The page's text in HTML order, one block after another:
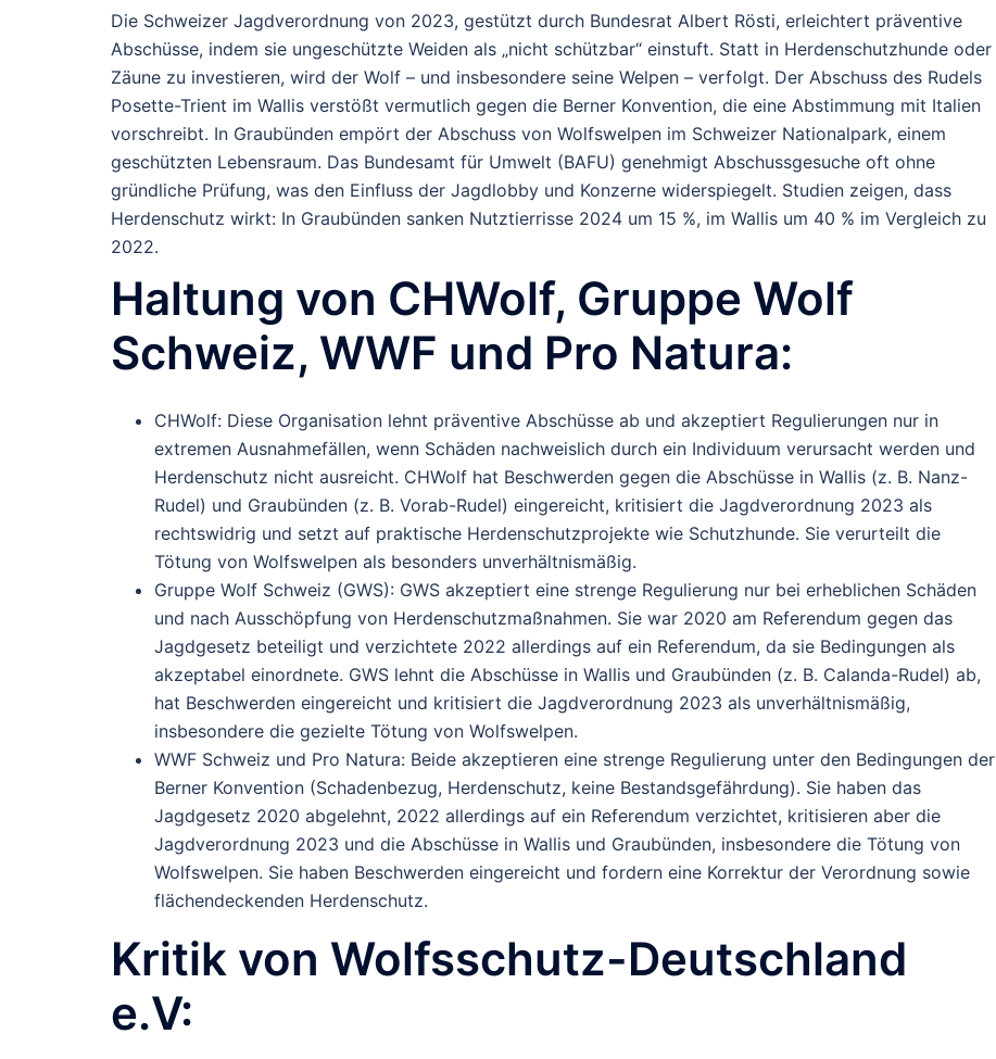
Die Schweizer Jagdverordnung von 2023, gestützt durch Bundesrat Albert Rösti, erleichtert präventive
Abschüsse, indem sie ungeschützte Weiden als „nicht schützbar“ einstuft. Statt in Herdenschutzhunde oder
Zäune zu investieren, wird der Wolf – und insbesondere seine Welpen – verfolgt. Der Abschuss des Rudels
Posette-Trient im Wallis verstößt vermutlich gegen die Berner Konvention, die eine Abstimmung mit Italien
vorschreibt. In Graubünden empört der Abschuss von Wolfswelpen im Schweizer Nationalpark, einem
geschützten Lebensraum. Das Bundesamt für Umwelt (BAFU) genehmigt Abschussgesuche oft ohne
gründliche Prüfung, was den Einfluss der Jagdlobby und Konzerne widerspiegelt. Studien zeigen, dass
Herdenschutz wirkt: In Graubünden sanken Nutztierrisse 2024 um 15 %, im Wallis um 40 % im Vergleich zu
2022.
Haltung von CHWolf, Gruppe Wolf
Schweiz, WWF und Pro Natura:
CHWolf: Diese Organisation lehnt präventive Abschüsse ab und akzeptiert Regulierungen nur in
extremen Ausnahmefällen, wenn Schäden nachweislich durch ein Individuum verursacht werden und
Herdenschutz nicht ausreicht. CHWolf hat Beschwerden gegen die Abschüsse in Wallis (z. B. Nanz-
Rudel) und Graubünden (z. B. Vorab-Rudel) eingereicht, kritisiert die Jagdverordnung 2023 als
rechtswidrig und setzt auf praktische Herdenschutzprojekte wie Schutzhunde. Sie verurteilt die
Tötung von Wolfswelpen als besonders unverhältnismäßig.
Gruppe Wolf Schweiz (GWS): GWS akzeptiert eine strenge Regulierung nur bei erheblichen Schäden
und nach Ausschöpfung von Herdenschutzmaßnahmen. Sie war 2020 am Referendum gegen das
Jagdgesetz beteiligt und verzichtete 2022 allerdings auf ein Referendum, da sie Bedingungen als
akzeptabel einordnete. GWS lehnt die Abschüsse in Wallis und Graubünden (z. B. Calanda-Rudel) ab,
hat Beschwerden eingereicht und kritisiert die Jagdverordnung 2023 als unverhältnismäßig,
insbesondere die gezielte Tötung von Wolfswelpen.
WWF Schweiz und Pro Natura: Beide akzeptieren eine strenge Regulierung unter den Bedingungen der
Berner Konvention (Schadenbezug, Herdenschutz, keine Bestandsgefährdung). Sie haben das
Jagdgesetz 2020 abgelehnt, 2022 allerdings auf ein Referendum verzichtet, kritisieren aber die
Jagdverordnung 2023 und die Abschüsse in Wallis und Graubünden, insbesondere die Tötung von
Wolfswelpen. Sie haben Beschwerden eingereicht und fordern eine Korrektur der Verordnung sowie
flächendeckenden Herdenschutz.
Kritik von Wolfsschutz-Deutschland
e.V: